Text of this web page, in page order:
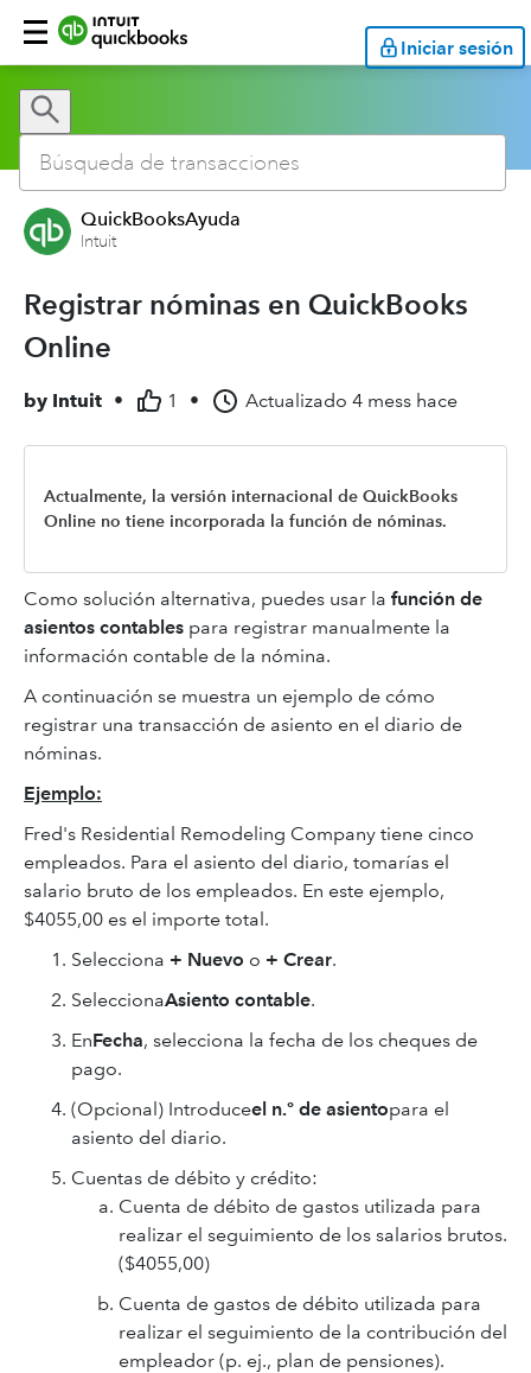
Iniciar sesión
QuickBooksAyuda
Intuit
Registrar nóminas en QuickBooks
Online
by Intuit • 1 • Actualizado 4 mess hace
Actualmente, la versión internacional de QuickBooks
Online no tiene incorporada la función de nóminas.
Como solución alternativa, puedes usar la función de
asientos contables para registrar manualmente la
información contable de la nómina.
A continuación se muestra un ejemplo de cómo
registrar una transacción de asiento en el diario de
nóminas.
Ejemplo:
Fred's Residential Remodeling Company tiene cinco
empleados. Para el asiento del diario, tomarías el
salario bruto de los empleados. En este ejemplo,
$4055,00 es el importe total.
Selecciona + Nuevo o + Crear.
SeleccionaAsiento contable.
EnFecha, selecciona la fecha de los cheques de
pago.
(Opcional) Introduceel n.º de asientopara el
asiento del diario.
Cuentas de débito y crédito:
Cuenta de débito de gastos utilizada para
realizar el seguimiento de los salarios brutos.
($4055,00)
Cuenta de gastos de débito utilizada para
realizar el seguimiento de la contribución del
empleador (p. ej., plan de pensiones).